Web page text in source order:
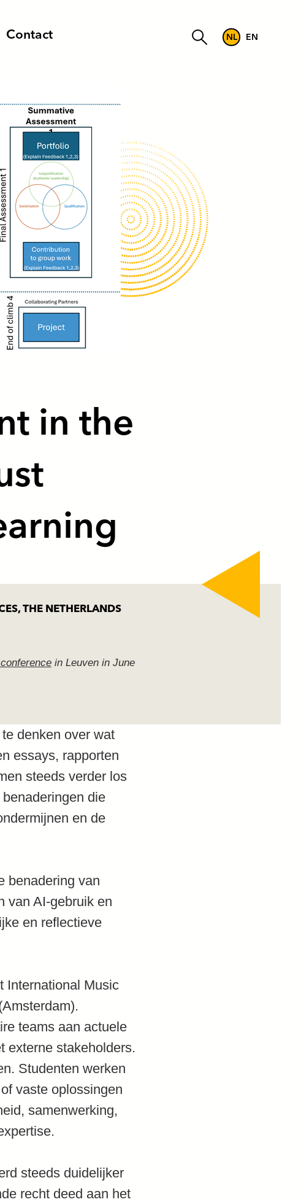
NL EN
Contact
in the
THE NETHERLANDS
in Leuven in June
denken over wat
essays, rapporten
steeds verder los
die
en de
benadering van
van AI-gebruik en
en reflectieve
International Music
teams aan actuele
externe stakeholders.
Studenten werken
vaste oplossingen
samenwerking,
steeds duidelijker
recht deed aan het